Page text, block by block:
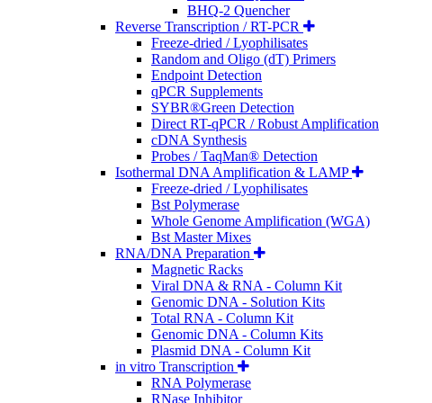
BHQ-2 Quencher
Reverse Transcription / RT-PCR
Freeze-dried / Lyophilisates
Random and Oligo (dT) Primers
Endpoint Detection
qPCR Supplements
SYBR®Green Detection
Direct RT-qPCR / Robust Amplification
cDNA Synthesis
Probes / TaqMan® Detection
Isothermal DNA Amplification & LAMP
Freeze-dried / Lyophilisates
Bst Polymerase
Whole Genome Amplification (WGA)
Bst Master Mixes
RNA/DNA Preparation
Magnetic Racks
Viral DNA & RNA - Column Kit
Genomic DNA - Solution Kits
Total RNA - Column Kit
Genomic DNA - Column Kits
Plasmid DNA - Column Kit
in vitro Transcription
RNA Polymerase
RNase Inhibitor